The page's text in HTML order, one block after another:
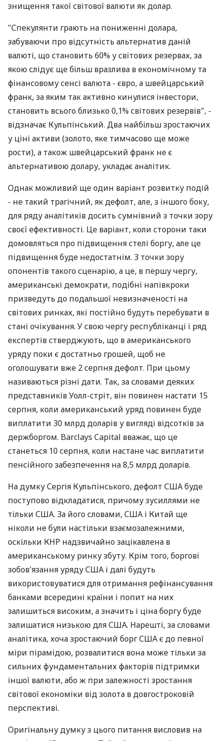
знищення такої світової валюти як долар.
"Спекулянти грають на пониженні долара,
забуваючи про відсутність альтернатив даній
валюті, що становить 60% у світових резервах, за
якою слідує ще більш вразлива в економічному та
фінансовому сенсі валюта - євро, а швейцарський
франк, за яким так активно кинулися інвестори,
становить всього близько 0,1% світових резервів", -
відзначає Кульпінський. Два найбільш зростаючих
у ціні активи (золото, яке тимчасово ще може
рости), а також швейцарський франк не є
альтернативою долару, укладає аналітик.
Однак можливий ще один варіант розвитку подій
- не такий трагічний, як дефолт, але, з іншого боку,
для ряду аналітиків досить сумнівний з точки зору
своєї ефективності. Це варіант, коли сторони таки
домовляться про підвищення стелі боргу, але це
підвищення буде недостатнім. З точки зору
опонентів такого сценарію, а це, в першу чергу,
американські демократи, подібні напівкроки
призведуть до подальшої невизначеності на
світових ринках, які постійно будуть перебувати в
стані очікування. У свою чергу республіканці і ряд
експертів стверджують, що в американського
уряду поки є достатньо грошей, щоб не
оголошувати вже 2 серпня дефолт. При цьому
називаються різні дати. Так, за словами деяких
представників Уолл-стріт, він повинен настати 15
серпня, коли американський уряд повинен буде
виплатити 30 млрд доларів у вигляді відсотків за
держборгом. Barclays Capital вважає, що це
станеться 10 серпня, коли настане час виплатити
пенсійного забезпечення на 8,5 млрд доларів.
На думку Сергія Кульпінського, дефолт США буде
поступово відкладатися, причому зусиллями не
тільки США. За його словами, США і Китай ще
ніколи не були настільки взаємозалежними,
оскільки КНР надзвичайно зацікавлена ​​в
американському ринку збуту. Крім того, боргові
зобов'язання уряду США і далі будуть
використовуватися для отримання рефінансування
банками всередині країни і попит на них
залишиться високим, а значить і ціна боргу буде
залишатися низькою для США. Нарешті, за словами
аналітика, хоча зростаючий борг США є до певної
міри пірамідою, розвалитися вона може тільки за
сильних фундаментальних факторів підтримки
іншої валюти, або ж при залежності зростання
світової економіки від золота в довгостроковій
перспективі.
Оригінальну думку з цього питання висловив на